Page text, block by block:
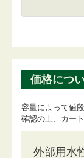
価格につ
容量によって値
確認の上、カー